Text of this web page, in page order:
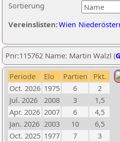
Sortierung
Vereinslisten:Wien
Pnr:115762 Name: Martin Walzl (
Periode Elo Partien
Pkt.
Oct. 2026 1975 6
2
Jul. 2026
2008 3
1,5
Apr. 2026 2007 6
4,5
Jan. 2026 2003 10
6,5
Oct. 2025 1977 7
3